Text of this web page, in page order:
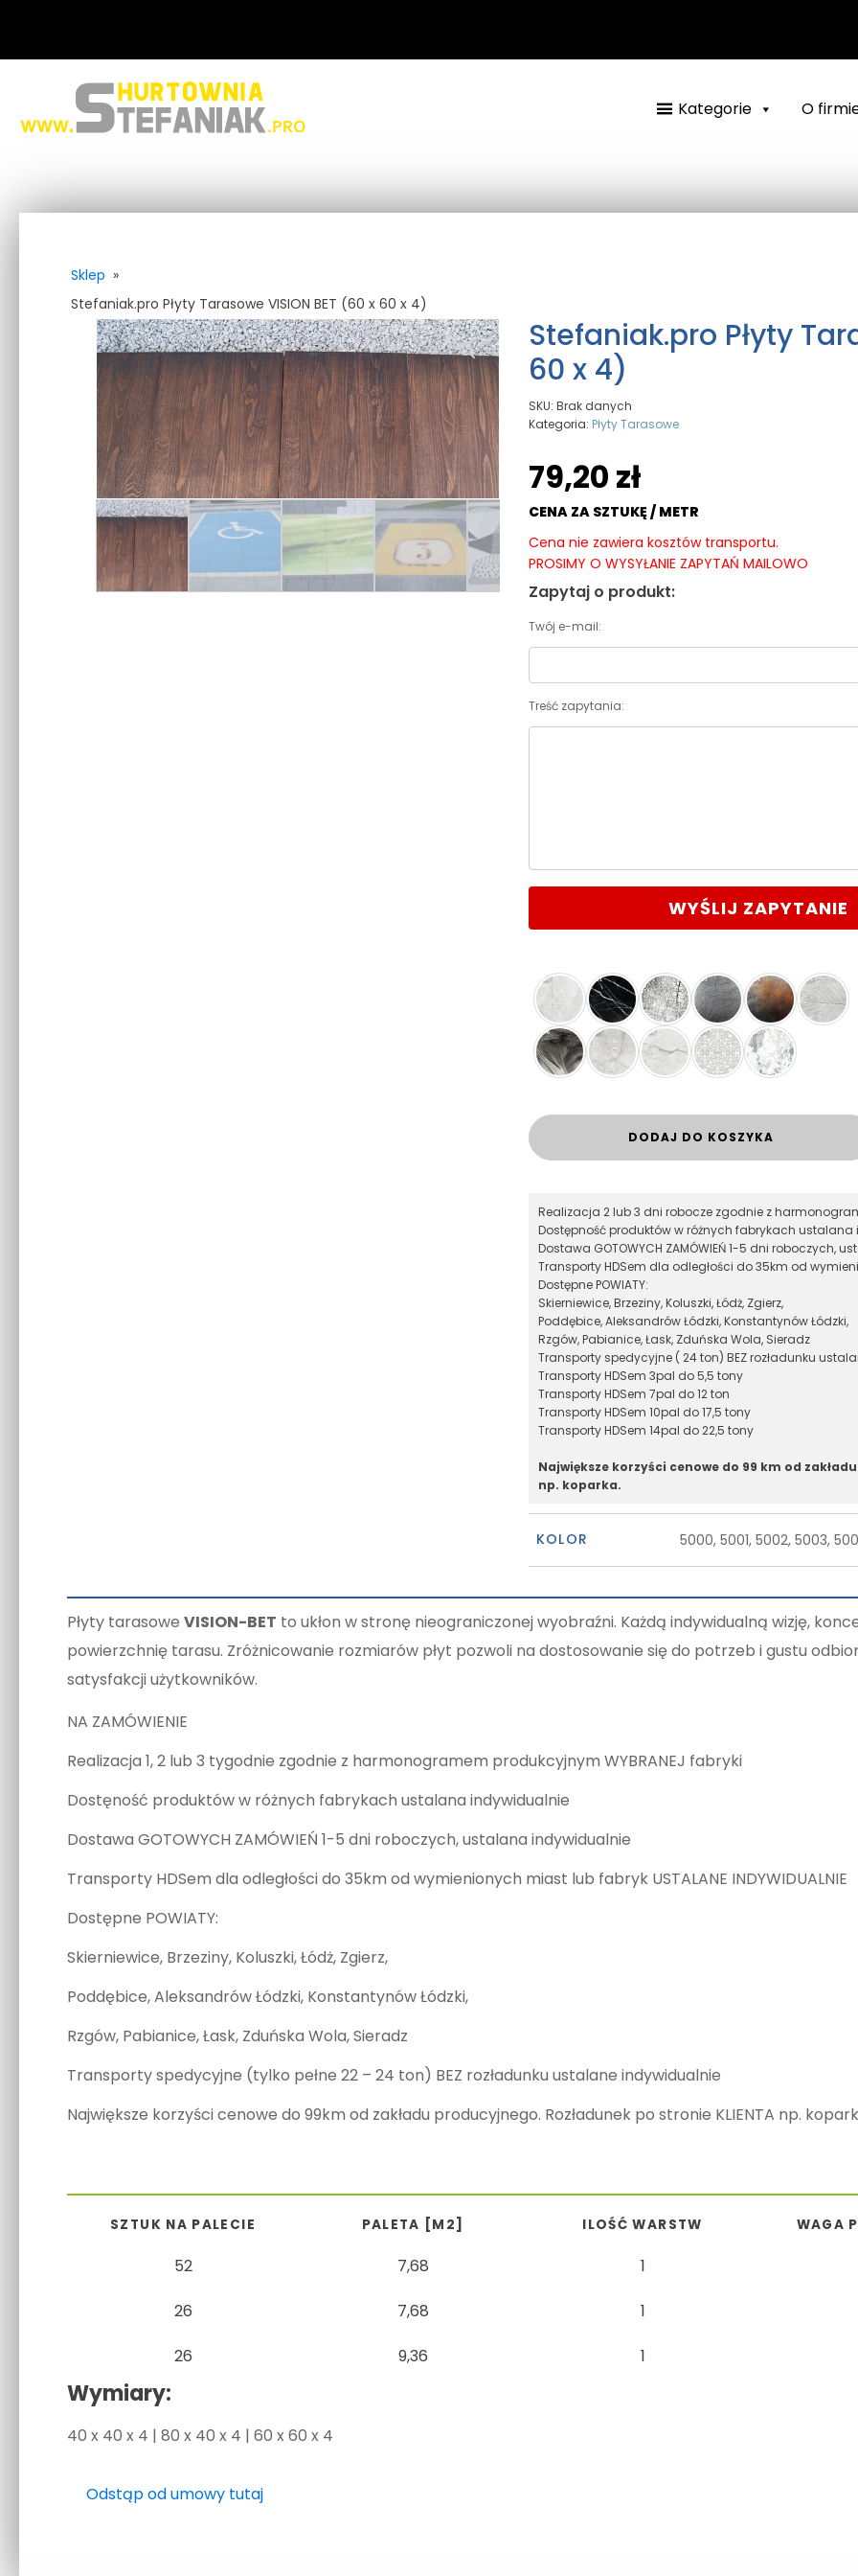
Kategorie O
Sklep »
Stefaniak.pro Płyty Tarasowe VISION BET (60 x 60 x 4)
Stefaniak.pro Płyty
60 x 4)
SKU: Brak danych
Kategoria: Płyty Tarasowe
79,20 zł
CENA ZA SZTUKĘ / METR
Cena nie zawiera kosztów transportu.
PROSIMY O WYSYŁANIE ZAPYTAŃ MAILOWO
Zapytaj o produkt:
Twój e-mail:
Treść zapytania:
WYŚLIJ ZAPYTANIE
DODAJ DO KOSZYKA
Realizacja 2 lub 3 dni robocze zgodnie z
Dostępność produktów w różnych fabrykach
Dostawa GOTOWYCH ZAMÓWIEŃ 1-5 dni roboczych,
Transporty HDSem dla odległości do 35km od
Dostępne POWIATY:
Skierniewice, Brzeziny, Koluszki, Łódż, Zgierz,
Poddębice, Aleksandrów Łódzki, Konstantynów Łódzki,
Rzgów, Pabianice, Łask, Zduńska Wola, Sieradz
Transporty spedycyjne ( 24 ton) BEZ rozładunku
Transporty HDSem 3pal do 5,5 tony
Transporty HDSem 7pal do 12 ton
Transporty HDSem 10pal do 17,5 tony
Transporty HDSem 14pal do 22,5 tony
Największe korzyści cenowe do 99 km od
np. koparka.
KOLOR 5000, 5001, 5002, 5003,
Płyty tarasowe VISION-BET to ukłon w stronę nieograniczonej wyobraźni. Każdą indywidualną wizję,
powierzchnię tarasu. Zróżnicowanie rozmiarów płyt pozwoli na dostosowanie się do potrzeb i gustu
satysfakcji użytkowników.
NA ZAMÓWIENIE
Realizacja 1, 2 lub 3 tygodnie zgodnie z harmonogramem produkcyjnym WYBRANEJ fabryki
Dostęność produktów w różnych fabrykach ustalana indywidualnie
Dostawa GOTOWYCH ZAMÓWIEŃ 1-5 dni roboczych, ustalana indywidualnie
Transporty HDSem dla odległości do 35km od wymienionych miast lub fabryk USTALANE INDYWIDUALNIE
Dostępne POWIATY:
Skierniewice, Brzeziny, Koluszki, Łódż, Zgierz,
Poddębice, Aleksandrów Łódzki, Konstantynów Łódzki,
Rzgów, Pabianice, Łask, Zduńska Wola, Sieradz
Transporty spedycyjne (tylko pełne 22 – 24 ton) BEZ rozładunku ustalane indywidualnie
Największe korzyści cenowe do 99km od zakładu producyjnego. Rozładunek po stronie KLIENTA np.
SZTUK NA PALECIE PALETA [M2] ILOŚĆ WARSTW WAGA
52 7,68 1
26 7,68 1
26 9,36 1
Wymiary:
40 x 40 x 4 | 80 x 40 x 4 | 60 x 60 x 4
Odstąp od umowy tutaj